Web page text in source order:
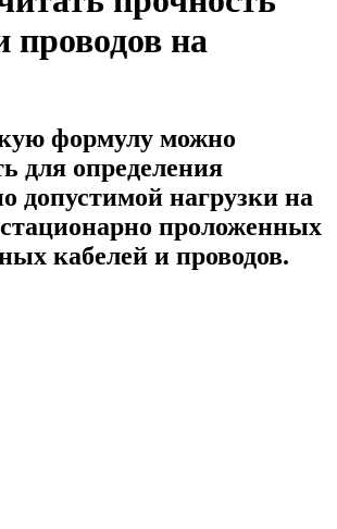
проводов на
формулу можно
для определения
допустимой нагрузки на
проложенных
кабелей и проводов.